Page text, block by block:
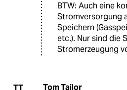
BTW: Auch eine
Stromversorgung
Speichern
etc.). Nur sind die
Stromerzeugung
TT Tom Tailor